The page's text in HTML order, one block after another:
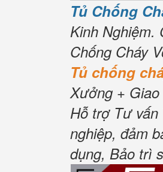
Tủ Chống
Kinh Nghiệm.
Chống Cháy
Tủ chống
Xưởng +
Hỗ trợ Tư vấn
nghiệp, đảm
dụng, Bảo trì